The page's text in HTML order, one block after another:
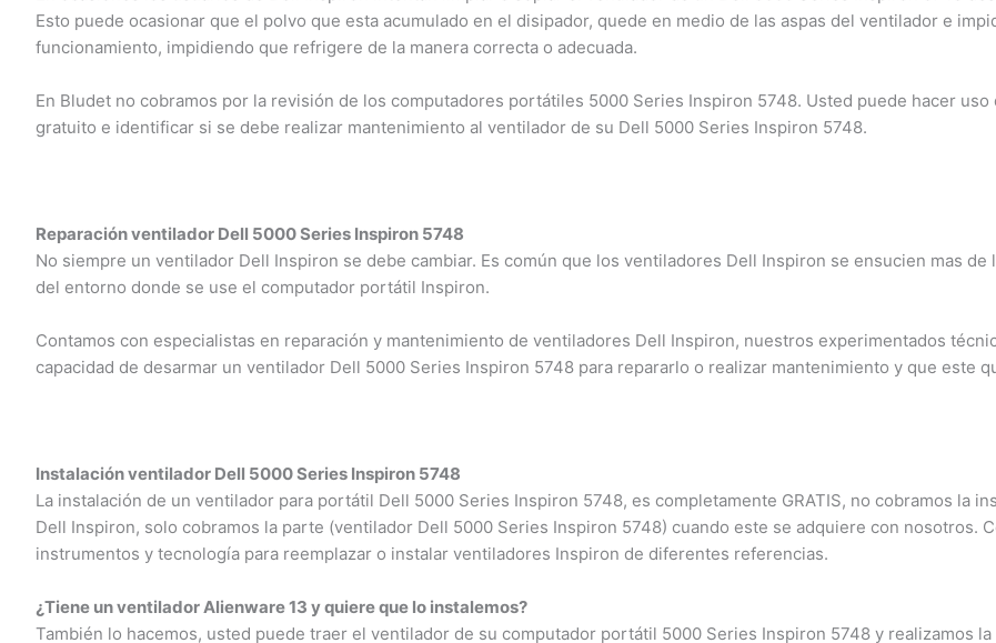
Esto puede ocasionar que el polvo que esta acumulado en el disipador, quede en medio de las aspas del ventilador e
funcionamiento, impidiendo que refrigere de la manera correcta o adecuada.
En Bludet no cobramos por la revisión de los computadores portátiles 5000 Series Inspiron 5748. Usted puede hacer uso
gratuito e identificar si se debe realizar mantenimiento al ventilador de su Dell 5000 Series Inspiron 5748.
Reparación ventilador Dell 5000 Series Inspiron 5748
No siempre un ventilador Dell Inspiron se debe cambiar. Es común que los ventiladores Dell Inspiron se ensucien mas de
del entorno donde se use el computador portátil Inspiron.
Contamos con especialistas en reparación y mantenimiento de ventiladores Dell Inspiron, nuestros experimentados
capacidad de desarmar un ventilador Dell 5000 Series Inspiron 5748 para repararlo o realizar mantenimiento y que este
Instalación ventilador Dell 5000 Series Inspiron 5748
La instalación de un ventilador para portátil Dell 5000 Series Inspiron 5748, es completamente GRATIS, no cobramos la
Dell Inspiron, solo cobramos la parte (ventilador Dell 5000 Series Inspiron 5748) cuando este se adquiere con nosotros.
instrumentos y tecnología para reemplazar o instalar ventiladores Inspiron de diferentes referencias.
¿Tiene un ventilador Alienware 13 y quiere que lo instalemos?
También lo hacemos, usted puede traer el ventilador de su computador portátil 5000 Series Inspiron 5748 y realizamos la
¿Necesitas un experto?